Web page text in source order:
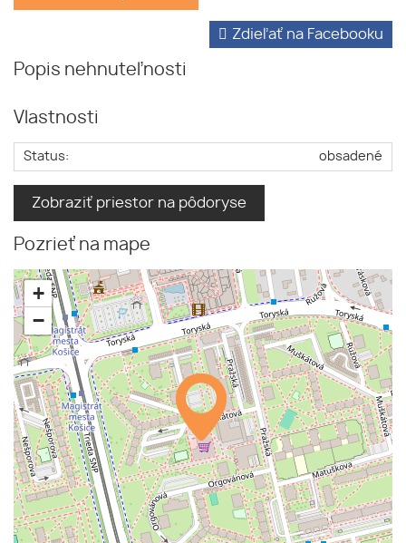
Popis nehnuteľnosti
Zdieľať na Facebooku
Vlastnosti
Status: obsadené
Zobraziť priestor na pôdoryse
Pozrieť na mape
+
−